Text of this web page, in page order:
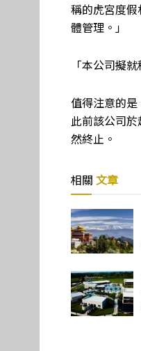
稱的虎宮度
體管理。」
「本公司擬
值得注意的
此前該公司
然終止。
相關 文章